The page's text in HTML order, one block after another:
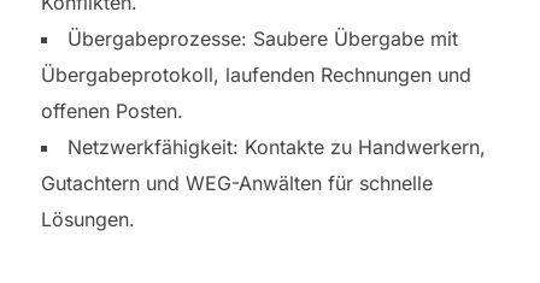
Übergabeprozesse: Saubere Übergabe mit
Übergabeprotokoll, laufenden Rechnungen und
offenen Posten.
Netzwerkfähigkeit: Kontakte zu Handwerkern,
Gutachtern und WEG-Anwälten für schnelle
Lösungen.